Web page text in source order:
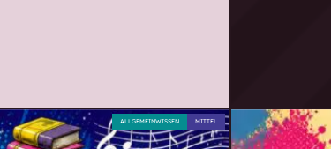
MITTEL
ALLGEMEINWISSEN